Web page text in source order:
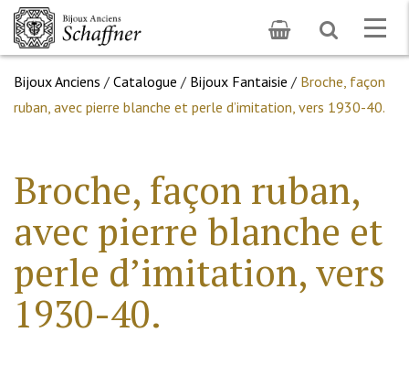
Toggle
search
Bijoux Anciens / Catalogue / Bijoux Fantaisie / Broche, façon
ruban, avec pierre blanche et perle d’imitation, vers 1930-40.
Broche, façon ruban,
avec pierre blanche et
perle d’imitation, vers
1930-40.